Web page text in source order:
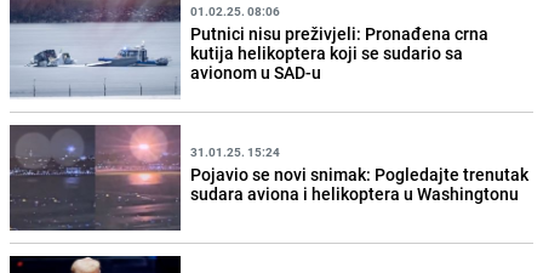
01.02.25. 08:06
Putnici nisu preživjeli: Pronađena crna
kutija helikoptera koji se sudario sa
avionom u SAD-u
31.01.25. 15:24
Pojavio se novi snimak: Pogledajte trenutak
sudara aviona i helikoptera u Washingtonu